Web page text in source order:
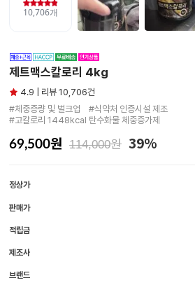
제트맥스칼로리 4kg
4.9 | 리뷰 10,706건
#체중증량 및 벌크업　#식약처 인증시설 제조
#고칼로리 1448kcal 탄수화물 체중증가제
69,500원 114,000원 39%
정상가
판매가
적립금
제조사
브랜드